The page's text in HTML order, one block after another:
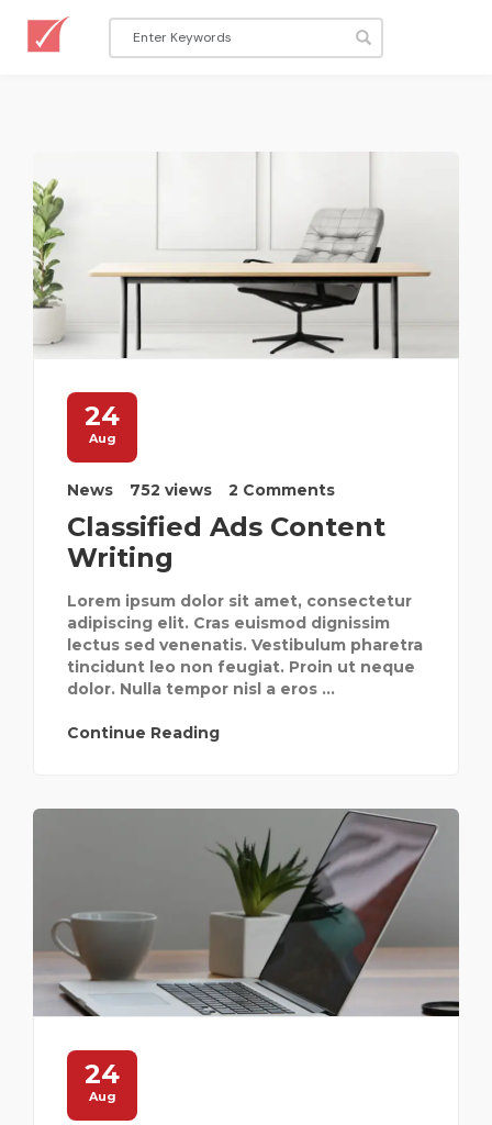
24
Aug
News 752 views 2 Comments
Classified Ads Content
Writing
Lorem ipsum dolor sit amet, consectetur
adipiscing elit. Cras euismod dignissim
lectus sed venenatis. Vestibulum pharetra
tincidunt leo non feugiat. Proin ut neque
dolor. Nulla tempor nisl a eros ...
Continue Reading
24
Aug